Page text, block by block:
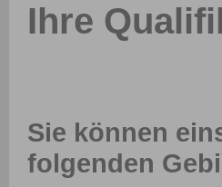
Ihre
Sie können
folgenden